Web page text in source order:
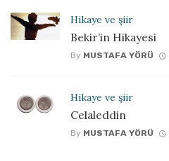
Hikaye ve şiir
Bekir’in Hikayesi
By MUSTAFA YÖRÜ
Hikaye ve şiir
Celaleddin
By MUSTAFA YÖRÜ